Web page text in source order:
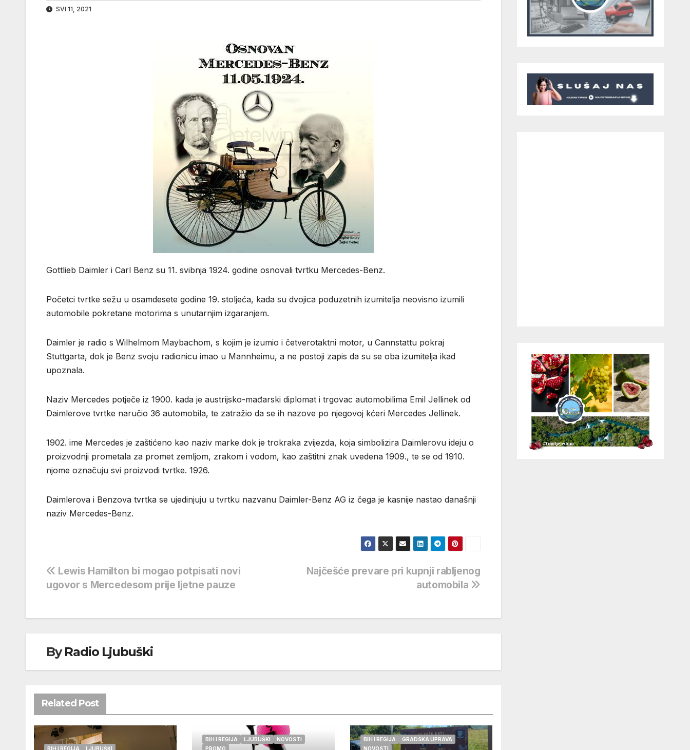
SVI 11, 2021
Gottlieb Daimler i Carl Benz su 11. svibnja 1924. godine osnovali tvrtku Mercedes-Benz.
Početci tvrtke sežu u osamdesete godine 19. stoljeća, kada su dvojica poduzetnih izumitelja neovisno izumili
automobile pokretane motorima s unutarnjim izgaranjem.
Daimler je radio s Wilhelmom Maybachom, s kojim je izumio i četverotaktni motor, u Cannstattu pokraj
Stuttgarta, dok je Benz svoju radionicu imao u Mannheimu, a ne postoji zapis da su se oba izumitelja ikad
upoznala.
Naziv Mercedes potječe iz 1900. kada je austrijsko-mađarski diplomat i trgovac automobilima Emil Jellinek od
Daimlerove tvrtke naručio 36 automobila, te zatražio da se ih nazove po njegovoj kćeri Mercedes Jellinek.
1902. ime Mercedes je zaštićeno kao naziv marke dok je trokraka zvijezda, koja simbolizira Daimlerovu ideju o
proizvodnji prometala za promet zemljom, zrakom i vodom, kao zaštitni znak uvedena 1909., te se od 1910.
njome označuju svi proizvodi tvrtke. 1926.
Daimlerova i Benzova tvrtka se ujedinjuju u tvrtku nazvanu Daimler-Benz AG iz čega je kasnije nastao današnji
naziv Mercedes-Benz.
Navigacija
objava
Najčešće prevare pri kupnji rabljenog
automobila
Lewis Hamilton bi mogao potpisati novi
ugovor s Mercedesom prije ljetne pauze
ByRadio Ljubuški
Related Post
BIH I REGIJA LJUBUŠKI
BIH I REGIJA LJUBUŠKI
NOVOSTI
PROMO
BIH I REGIJA
GRADSKA UPRAVA
NOVOSTI